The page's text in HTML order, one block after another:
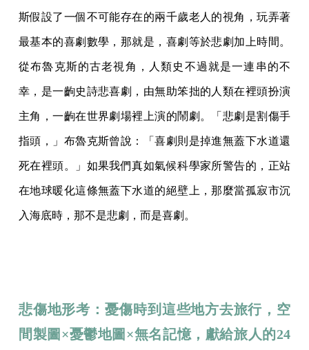
斯假設了一個不可能存在的兩千歲老人的視角，玩弄著
最基本的喜劇數學，那就是，喜劇等於悲劇加上時間。
從布魯克斯的古老視角，人類史不過就是一連串的不
幸，是一齣史詩悲喜劇，由無助笨拙的人類在裡頭扮演
主角，一齣在世界劇場裡上演的鬧劇。「悲劇是割傷手
指頭，」布魯克斯曾說：「喜劇則是掉進無蓋下水道還
死在裡頭。」如果我們真如氣候科學家所警告的，正站
在地球暖化這條無蓋下水道的絕壁上，那麼當孤寂市沉
入海底時，那不是悲劇，而是喜劇。
悲傷地形考：憂傷時到這些地方去旅行，空
間製圖×憂鬱地圖×無名記憶，獻給旅人的24